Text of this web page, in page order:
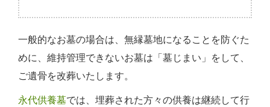
一般的なお墓の場合は、無縁墓地になることを防ぐた
めに、維持管理できないお墓は「墓じまい」をして、
ご遺骨を改葬いたします。
永代供養墓では、埋葬された方々の供養は継続して行